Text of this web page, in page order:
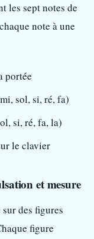
les sept notes de
note à une
portée
sol, si, ré, fa)
si, ré, fa, la)
le clavier
et mesure
sur des figures
figure